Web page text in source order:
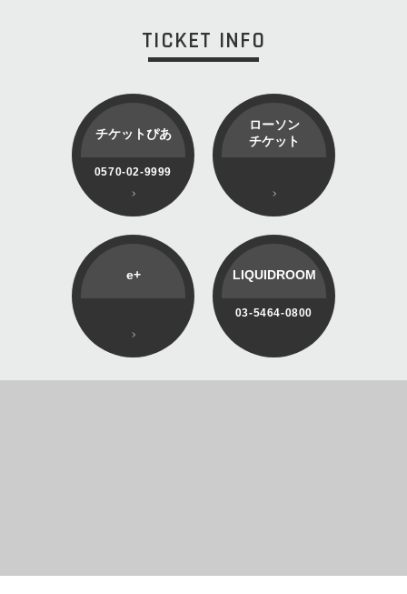
TICKET INFO
チケットぴあ
0570-02-9999
ローソン
チケット
e+ LIQUIDROOM
03-5464-0800